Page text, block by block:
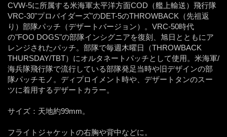
CVW-5に所属する米海軍太平洋方面COD（艦上輸送）飛行隊
VRC-30"プロバイダーズ"のDET-5のTHROWBACK（先祖返
り）部隊パッチ（デザートバージョン）。VRC-50時代
の"FOO DOGS"の部隊インシグニアを復刻、旭日とともにア
レンジされたパッチ。部隊で毎週木曜日（THROWBACK
THURSDAY/TBT）にオルタネートパッチとして使用。米海軍/
海兵隊飛行隊で流行している部隊発足当時や旧デザインの部
隊パッチモノ。ディプロイメント時や、デザートタンのスー
ツに着用するデザートカラー。
サイズ：天地約99mm。
フライトジャケットの右胸や背中などに。